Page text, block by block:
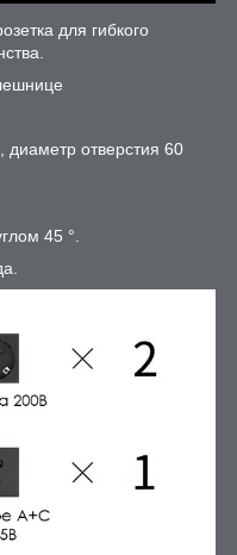
для гибкого
отверстия 60
45 °.